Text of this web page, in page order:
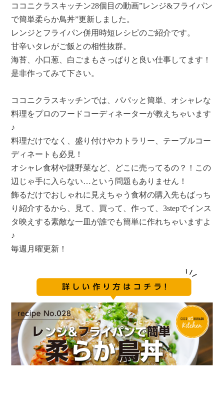
ココニクラスキッチン28個目の動画”レンジ&フライパン
で簡単柔らか鳥丼”更新しました。
レンジとフライパン併用時短レシピのご紹介です。
甘辛いタレがご飯との相性抜群。
海苔、小口葱、白ごまもさっぱりと良い仕事してます！
是非作ってみて下さい。
ココニクラスキッチンでは、パパッと簡単、オシャレな
料理をプロのフードコーディネーターが教えちゃいます
♪
料理だけでなく、盛り付けやカトラリー、テーブルコー
ディネートも必見！
オシャレ食材や謎野菜など、どこに売ってるの？！この
辺じゃ手に入らない…という問題もありません！
飾るだけでおしゃれに見えちゃう食材の購入先もばっち
り紹介するから、見て、買って、作って、3stepでインス
タ映えする素敵な一皿が誰でも簡単に作れちゃいますよ
♪
毎週月曜更新！